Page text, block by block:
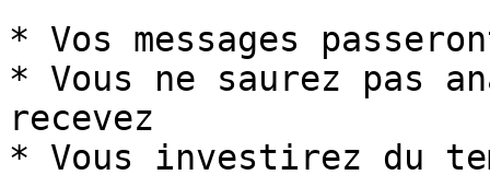
* Vos messages
* Vous ne saurez pas
recevez
* Vous investirez du